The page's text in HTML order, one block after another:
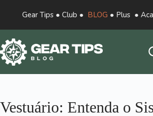
Gear Tips ● Club ● BLOG ● Plus ●
Vestuário: Entenda o